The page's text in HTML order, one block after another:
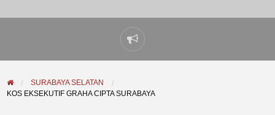
Laporkan
masalah
SURABAYA SELATAN
KOS EKSEKUTIF GRAHA CIPTA SURABAYA